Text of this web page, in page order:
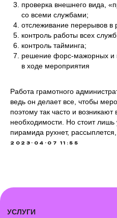
проверка внешнего вида,
со всеми службами;
отслеживание перерывов в
контроль работы всех
контроль тайминга;
решение форс-мажорных и
в ходе мероприятия
Работа грамотного
ведь он делает все, чтобы
поэтому так часто и возникают
необходимости. Но стоит лишь
пирамида рухнет,
2023-04-07 11:55